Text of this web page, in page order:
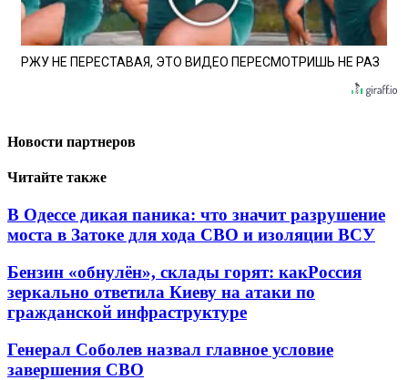
РЖУ НЕ ПЕРЕСТАВАЯ, ЭТО ВИДЕО ПЕРЕСМОТРИШЬ НЕ РАЗ
Новости партнеров
Читайте также
В Одессе дикая паника: что значит разрушение
моста в Затоке для хода СВО и изоляции ВСУ
Бензин «обнулён», склады горят: какРоссия
зеркально ответила Киеву на атаки по
гражданской инфраструктуре
Генерал Соболев назвал главное условие
завершения СВО